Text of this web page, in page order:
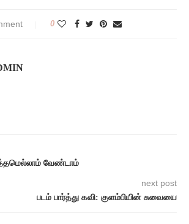
0
வேண்டாம்
next post
படம் பார்த்து கவி: குளம்பியின் சுவையை